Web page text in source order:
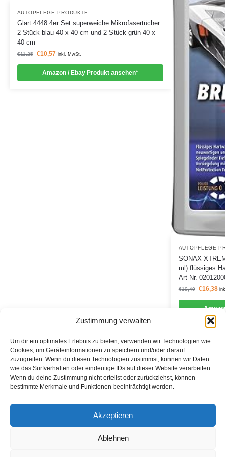
Zustimmung verwalten
Um dir ein optimales Erlebnis zu bieten, verwenden wir Technologien wie
Cookies, um Geräteinformationen zu speichern und/oder darauf
zuzugreifen. Wenn du diesen Technologien zustimmst, können wir Daten
wie das Surfverhalten oder eindeutige IDs auf dieser Website verarbeiten.
Wenn du deine Zustimmung nicht erteilst oder zurückziehst, können
bestimmte Merkmale und Funktionen beeinträchtigt werden.
Akzeptieren
Ablehnen
AUTOPFLEGE PRODUKTE
Glart 4448 4er Set superweiche Mikrofasertücher
2 Stück blau 40 x 40 cm und 2 Stück grün 40 x
40 cm
€11,25 €10,57 inkl. MwSt.
Amazon / Ebay Produkt ansehen*
AUTOPFLEGE
SONAX
ml) flüssiges
Art-Nr.
€19,49 €16,38
Informationen
Datenschutzerklärung